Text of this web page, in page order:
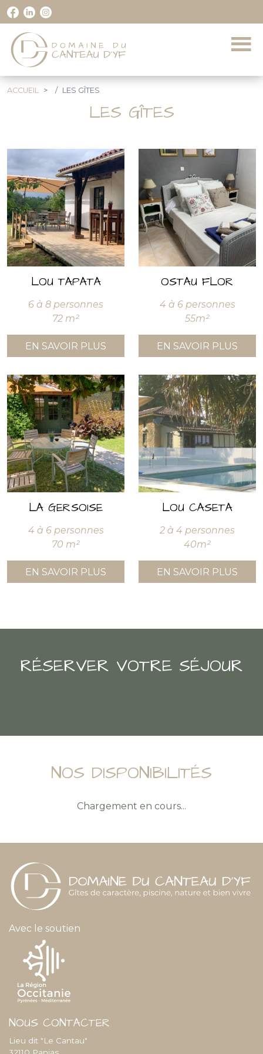
ACCUEIL LES GÎTES
LES GÎTES
LOU TAPATA
6 à 8 personnes
72 m²
EN SAVOIR PLUS
OSTAU FLOR
4 à 6 personnes
55m²
EN SAVOIR PLUS
LA GERSOISE
4 à 6 personnes
70 m²
EN SAVOIR PLUS
LOU CASETA
2 à 4 personnes
40m²
EN SAVOIR PLUS
RÉSERVER VOTRE SÉJOUR
NOS DISPONIBILITÉS
Chargement en cours...
Avec le soutien
NOUS CONTACTER
Lieu dit "Le Cantau"